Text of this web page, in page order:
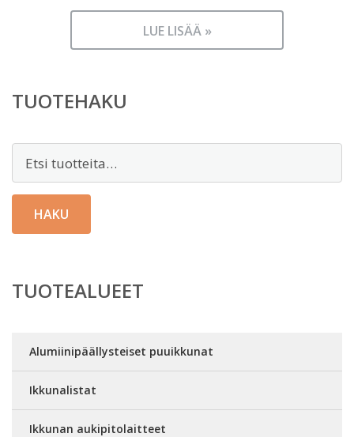
LUE LISÄÄ »
TUOTEHAKU
HAKU
TUOTEALUEET
Alumiinipäällysteiset puuikkunat
Ikkunalistat
Ikkunan aukipitolaitteet